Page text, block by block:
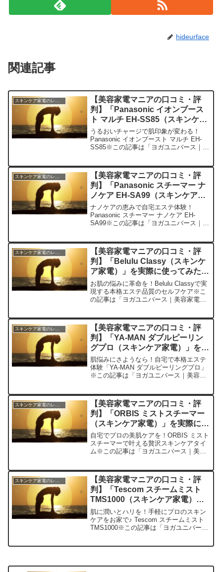
hideurface
関連記事
【美容家電マニアの口コミ・評
判】「Panasonic イオンブース
ト マルチ EH-SS85（スキンケア
家電）」を実際に使ってみた正直
感想
うるおいチャージで肌印象が変わる！
Panasonic イオンブースト マルチ EH-
SS85※この記事は「ヨガユニバース｜美
ミ今日、編集部が紹介したいのが
「Panaso...
スキンケア家電のレビュー
【美容家電マニアの口コミ・評
判】「Panasonic スチーマー ナ
ノケア EH-SA99（スキンケア家
電）」を実際に使ってみた正直感
想
ナノケアの恵みで自宅エステ体験！
Panasonic スチーマー ナノケア EH-
SA99※この記事は「ヨガユニバース｜美
ミ今日、編集部が紹介したいのが
「Panasoni...
スキンケア家電のレビュー
【美容家電マニアの口コミ・評
判】「Belulu Classy（スキンケ
ア家電）」を実際に使ってみた正
直感想
お肌の悩みに革命を！Belulu Classyで実
現する本格エステ品質のセルフケア※こ
の記事は「ヨガユニバース｜美容家電マ
編集部が紹介したいのが「Belulu Clas...
【美容家電マニアの口コミ・評
判】「YA-MAN ダブルピーリン
グプロ（スキンケア家電）」を実
際に使ってみた正直感想
肌悩みにさようなら！自宅で本格エステ
体験「YA-MAN ダブルピーリングプロ」
※この記事は「ヨガユニバース｜美容家
日、編集部が紹介したいのが「YA-MAN
ダブルピーリ...
スキンケア家電のレビュー
【美容家電マニアの口コミ・評
判】「ORBIS ミストスチーマー
（スキンケア家電）」を実際に使
ってみた正直感想
自宅でプロの美肌ケアを！ORBIS ミスト
スチーマーで叶える贅沢スキンケアタイ
ム※この記事は「ヨガユニバース｜美容
今日、編集部が紹介したいのが「ORBIS
ミストスチー...
スキンケア家電のレビュー
【美容家電マニアの口コミ・評
判】「Tescom スチームミスト
TMS1000（スキンケア家電）」
を実際に使ってみた正直感想
肌に潤いとハリを！手軽にプロのスキン
ケアをお家で♪ Tescom スチームミスト
TMS1000※この記事は「ヨガユニバース